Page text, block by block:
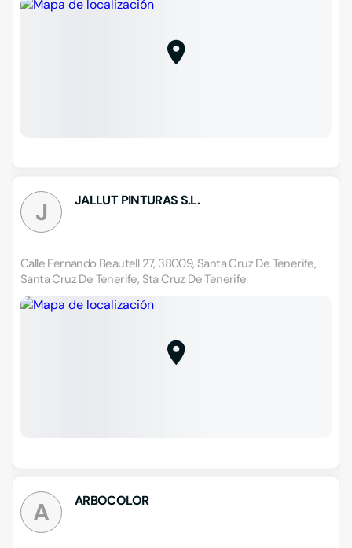
J JALLUT PINTURAS S.L.
Calle Fernando Beautell 27, 38009, Santa Cruz De Tenerife,
Santa Cruz De Tenerife, Sta Cruz De Tenerife
A ARBOCOLOR